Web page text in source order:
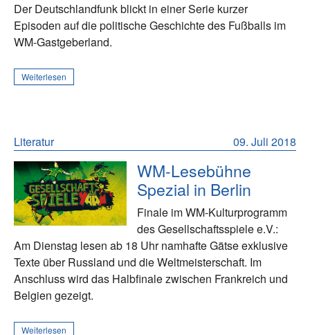
Der Deutschlandfunk blickt in einer Serie kurzer
Episoden auf die politische Geschichte des Fußballs im
WM-Gastgeberland.
Weiterlesen
09. Juli 2018
Literatur
WM-Lesebühne
Spezial in Berlin
Finale im WM-Kulturprogramm
des Gesellschaftsspiele e.V.:
Am Dienstag lesen ab 18 Uhr namhafte Gätse exklusive
Texte über Russland und die Weltmeisterschaft. Im
Anschluss wird das Halbfinale zwischen Frankreich und
Belgien gezeigt.
Weiterlesen